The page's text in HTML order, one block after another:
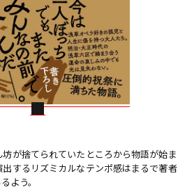
が捨てられていたところから物語が始ま
するリズミカルなテンポ感はまるで著者
よう。